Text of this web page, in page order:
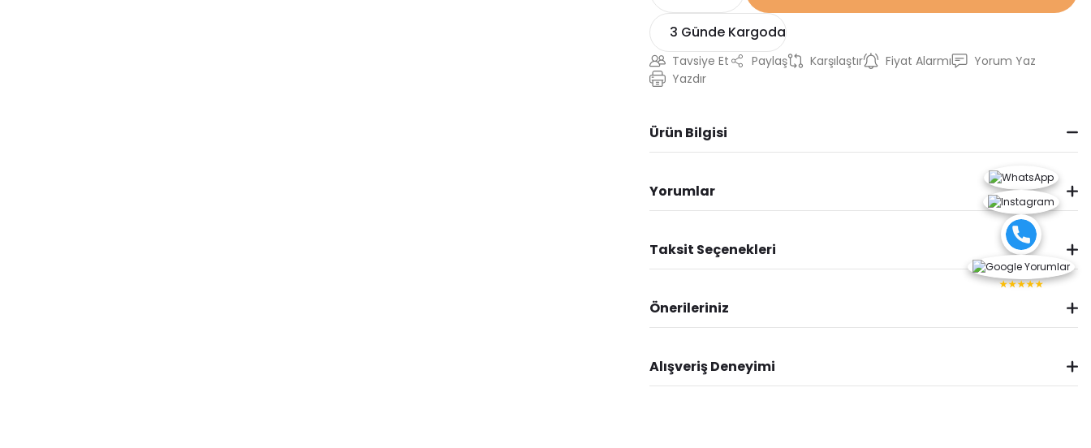
3 Günde Kargoda
Tavsiye Et Paylaş Karşılaştır Fiyat Alarmı
Yorum Yaz
Yazdır
Ürün Bilgisi
Yorumlar
Taksit Seçenekleri
Önerileriniz
Alışveriş Deneyimi
★★★★★